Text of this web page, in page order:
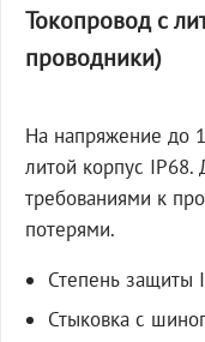
Токопровод с
проводники)
На напряжение до
литой корпус
требованиями к
потерями.
Степень защиты
Стыковка с